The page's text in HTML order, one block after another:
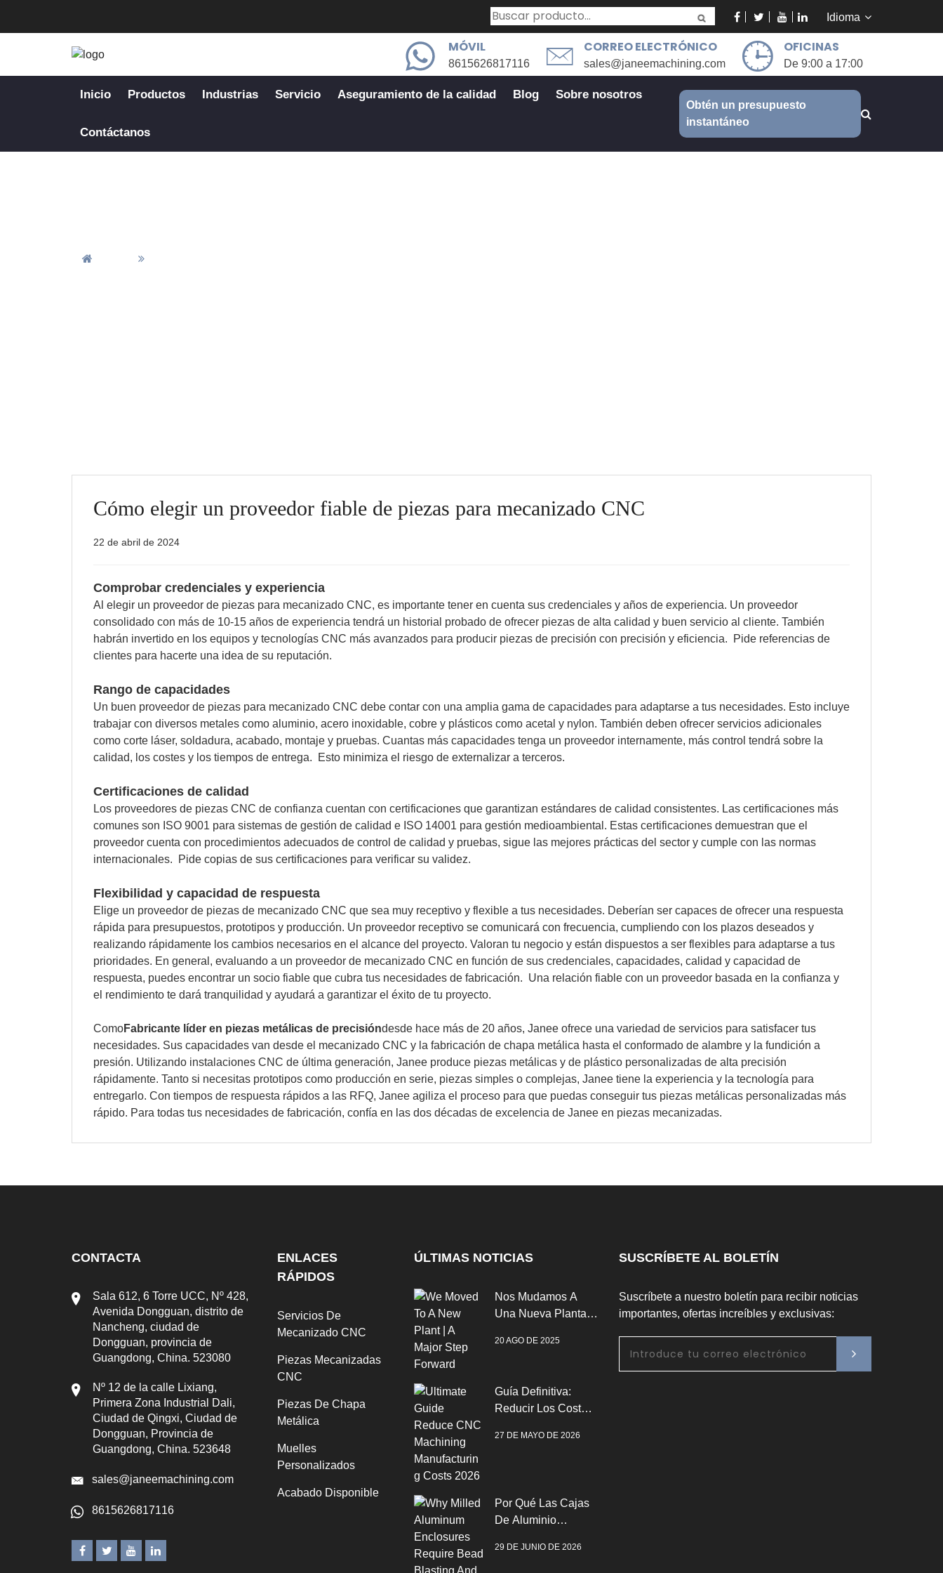
Idioma
OFICINAS
De 9:00 a 17:00
CORREO ELECTRÓNICO
sales@janeemachining.com
MÓVIL
8615626817116
Inicio Productos Industrias Servicio Aseguramiento de la calidad Blog Sobre nosotros
Contáctanos
Obtén un presupuesto
instantáneo
Cómo elegir un proveedor fiable de piezas para mecanizado CNC
22 de abril de 2024
Comprobar credenciales y experiencia
Al elegir un proveedor de piezas para mecanizado CNC, es importante tener en cuenta sus credenciales y años de experiencia. Un proveedor
consolidado con más de 10-15 años de experiencia tendrá un historial probado de ofrecer piezas de alta calidad y buen servicio al cliente. También
habrán invertido en los equipos y tecnologías CNC más avanzados para producir piezas de precisión con precisión y eficiencia. Pide referencias de
clientes para hacerte una idea de su reputación.
Rango de capacidades
Un buen proveedor de piezas para mecanizado CNC debe contar con una amplia gama de capacidades para adaptarse a tus necesidades. Esto incluye
trabajar con diversos metales como aluminio, acero inoxidable, cobre y plásticos como acetal y nylon. También deben ofrecer servicios adicionales
como corte láser, soldadura, acabado, montaje y pruebas. Cuantas más capacidades tenga un proveedor internamente, más control tendrá sobre la
calidad, los costes y los tiempos de entrega. Esto minimiza el riesgo de externalizar a terceros.
Certificaciones de calidad
Los proveedores de piezas CNC de confianza cuentan con certificaciones que garantizan estándares de calidad consistentes. Las certificaciones más
comunes son ISO 9001 para sistemas de gestión de calidad e ISO 14001 para gestión medioambiental. Estas certificaciones demuestran que el
proveedor cuenta con procedimientos adecuados de control de calidad y pruebas, sigue las mejores prácticas del sector y cumple con las normas
internacionales. Pide copias de sus certificaciones para verificar su validez.
Flexibilidad y capacidad de respuesta
Elige un proveedor de piezas de mecanizado CNC que sea muy receptivo y flexible a tus necesidades. Deberían ser capaces de ofrecer una respuesta
rápida para presupuestos, prototipos y producción. Un proveedor receptivo se comunicará con frecuencia, cumpliendo con los plazos deseados y
realizando rápidamente los cambios necesarios en el alcance del proyecto. Valoran tu negocio y están dispuestos a ser flexibles para adaptarse a tus
prioridades. En general, evaluando a un proveedor de mecanizado CNC en función de sus credenciales, capacidades, calidad y capacidad de
respuesta, puedes encontrar un socio fiable que cubra tus necesidades de fabricación. Una relación fiable con un proveedor basada en la confianza y
el rendimiento te dará tranquilidad y ayudará a garantizar el éxito de tu proyecto.
ComoFabricante líder en piezas metálicas de precisióndesde hace más de 20 años, Janee ofrece una variedad de servicios para satisfacer tus
necesidades. Sus capacidades van desde el mecanizado CNC y la fabricación de chapa metálica hasta el conformado de alambre y la fundición a
presión. Utilizando instalaciones CNC de última generación, Janee produce piezas metálicas y de plástico personalizadas de alta precisión
rápidamente. Tanto si necesitas prototipos como producción en serie, piezas simples o complejas, Janee tiene la experiencia y la tecnología para
entregarlo. Con tiempos de respuesta rápidos a las RFQ, Janee agiliza el proceso para que puedas conseguir tus piezas metálicas personalizadas más
rápido. Para todas tus necesidades de fabricación, confía en las dos décadas de excelencia de Janee en piezas mecanizadas.
CONTACTA
Sala 612, 6 Torre UCC, Nº 428,
Avenida Dongguan, distrito de
Nancheng, ciudad de
Dongguan, provincia de
Guangdong, China. 523080
Nº 12 de la calle Lixiang,
Primera Zona Industrial Dali,
Ciudad de Qingxi, Ciudad de
Dongguan, Provincia de
Guangdong, China. 523648
sales@janeemachining.com
8615626817116
ENLACES
RÁPIDOS
Servicios De
Mecanizado CNC
Piezas Mecanizadas
CNC
Piezas De Chapa
Metálica
Muelles
Personalizados
Acabado Disponible
ÚLTIMAS NOTICIAS
Nos Mudamos A
Una Nueva Planta |
Adelante
20 AGO DE 2025
Guía Definitiva:
Reducir Los Costes
Mecanizado CNC
27 DE MAYO DE 2026
Por Qué Las Cajas
De Aluminio
Voladura Por Perlas
29 DE JUNIO DE 2026
SUSCRÍBETE AL BOLETÍN
Suscríbete a nuestro boletín para recibir noticias
importantes, ofertas increíbles y exclusivas: